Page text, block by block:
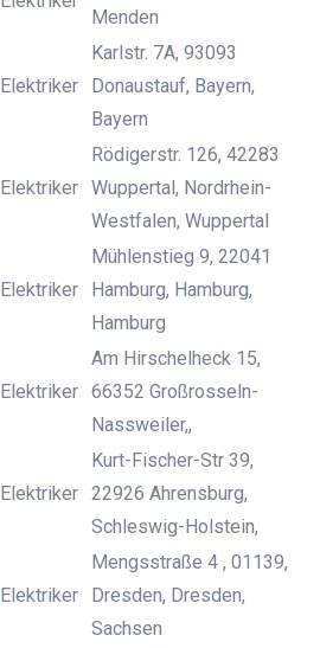
Menden
Elektriker
Karlstr. 7A, 93093
Donaustauf, Bayern,
Bayern
Elektriker
Rödigerstr. 126, 42283
Wuppertal, Nordrhein-
Westfalen, Wuppertal
Elektriker
Mühlenstieg 9, 22041
Hamburg, Hamburg,
Hamburg
Elektriker
Am Hirschelheck 15,
66352 Großrosseln-
Nassweiler,,
Elektriker
Kurt-Fischer-Str 39,
22926 Ahrensburg,
Schleswig-Holstein,
Elektriker
Mengsstraße 4 , 01139,
Dresden, Dresden,
Sachsen